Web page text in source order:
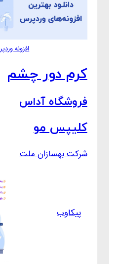
افزونه
کرم دور چشم
فروشگاه آداس
کلیپس مو
شرکت بهسازان ملت
پیکاوب